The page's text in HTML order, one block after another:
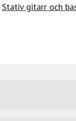
Stativ gitarr och